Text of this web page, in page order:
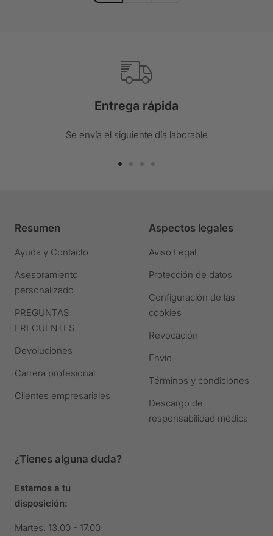
Entrega rápida
Se envía el siguiente día laborable
diapositiva
diapositiva
diapositiva
4
Ir
la
diapositiva
Resumen
Ayuda y Contacto
Asesoramiento
personalizado
PREGUNTAS
FRECUENTES
Devoluciones
Carrera profesional
Clientes empresariales
Aspectos legales
Aviso Legal
Protección de datos
Configuración de las
cookies
Revocación
Envío
Términos y condiciones
Descargo de
responsabilidad médica
¿Tienes alguna duda?
Estamos a tu
disposición:
Martes: 13.00 - 17.00